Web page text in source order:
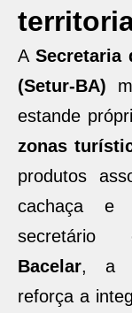
A Secretaria
(Setur-BA)
estande
zonas
produtos
cachaça e
secretário
Bacelar, a
reforça a